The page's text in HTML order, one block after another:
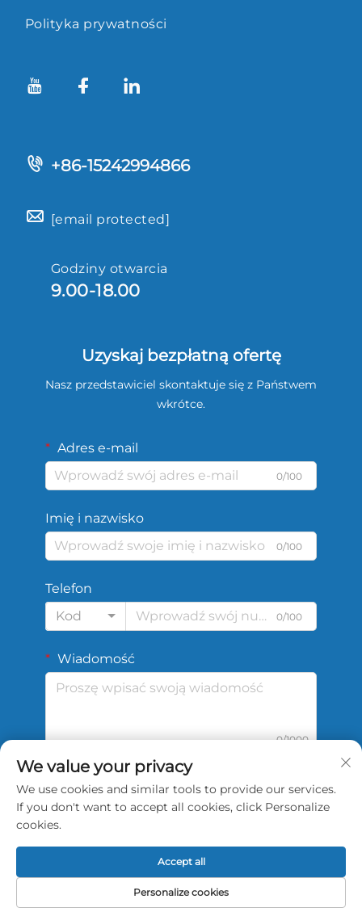
Polityka prywatności
+86-15242994866
[email protected]
Godziny otwarcia
9.00-18.00
Uzyskaj bezpłatną ofertę
Nasz przedstawiciel skontaktuje się z Państwem
wkrótce.
Adres e-mail
0/100
Imię i nazwisko
0/100
Telefon
Kod
0/100
Wiadomość
0/1000
Wyślij
Copyright © 2026 China Shengshi Sports Tech
Tianjin Co., Ltd. Wszelkie prawa zastrzeżone.
We value your privacy
We use cookies and similar tools to provide our services.
If you don't want to accept all cookies, click Personalize
cookies.
Personalize cookies
Accept all